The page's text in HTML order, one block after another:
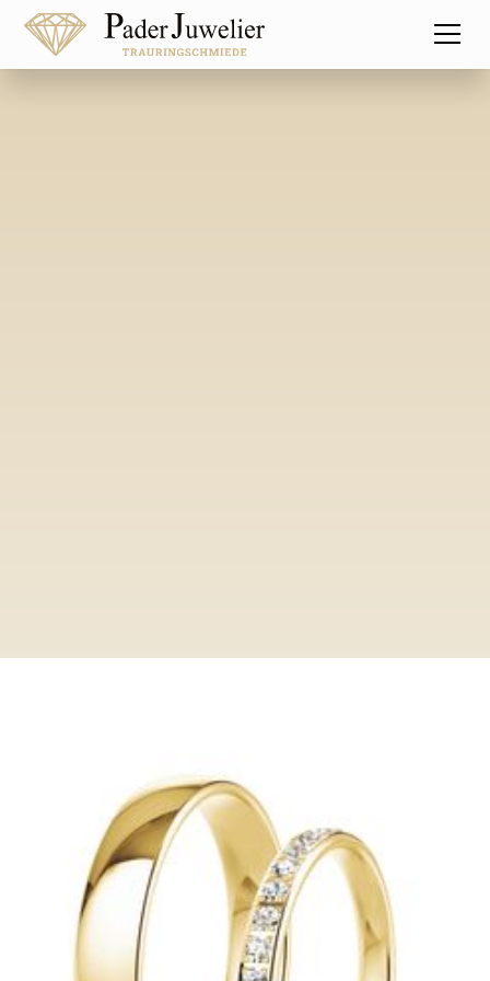
Entdecken Sie bei Paderjuwelier eine
exclusive Auswahl an Trauringen. Von
klassisch bis modern, unsere Ringe
verkörpern zeitlose Eleganz und höchste
Qualität.